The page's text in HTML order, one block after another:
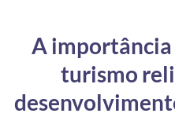
Controladoria-Geral da União
Ministério da Mulher, da Família e dos
A
turismo